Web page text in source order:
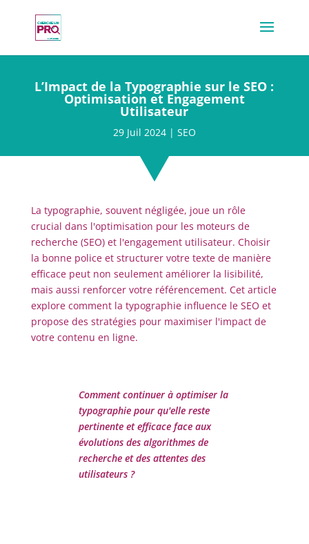
L’Impact de la Typographie sur le SEO :
Optimisation et Engagement
Utilisateur
29 Juil 2024| SEO
La typographie, souvent négligée, joue un rôle
crucial dans l'optimisation pour les moteurs de
recherche (SEO) et l'engagement utilisateur. Choisir
la bonne police et structurer votre texte de manière
efficace peut non seulement améliorer la lisibilité,
mais aussi renforcer votre référencement. Cet article
explore comment la typographie influence le SEO et
propose des stratégies pour maximiser l'impact de
votre contenu en ligne.
Comment continuer à optimiser la
typographie pour qu'elle reste
pertinente et efficace face aux
évolutions des algorithmes de
recherche et des attentes des
utilisateurs ?